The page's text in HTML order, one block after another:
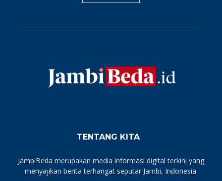
TENTANG KITA
JambiBeda merupakan media informasi digital terkini yang
menyajikan berita terhangat seputar Jambi, Indonesia.